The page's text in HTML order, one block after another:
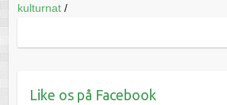
kulturnat/
Like os på Facebook